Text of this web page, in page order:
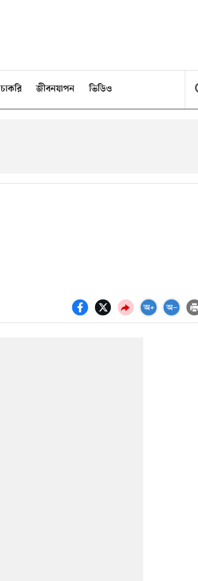
চাকরি জীবনযাপন ভিডিও